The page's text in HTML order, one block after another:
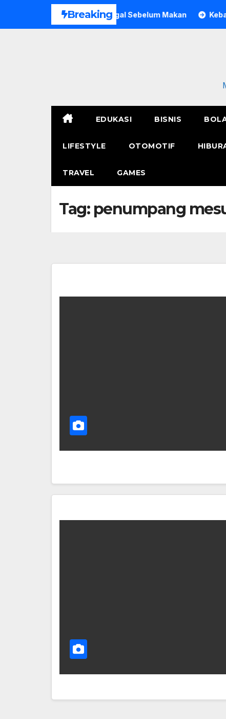
Breaking
Pria di Bogor Meninggal Sebelum Makan Kebakaran
EDUKASI BISNIS
LIFESTYLE OTOMOTIF
TRAVEL GAMES
Tag: penumpang